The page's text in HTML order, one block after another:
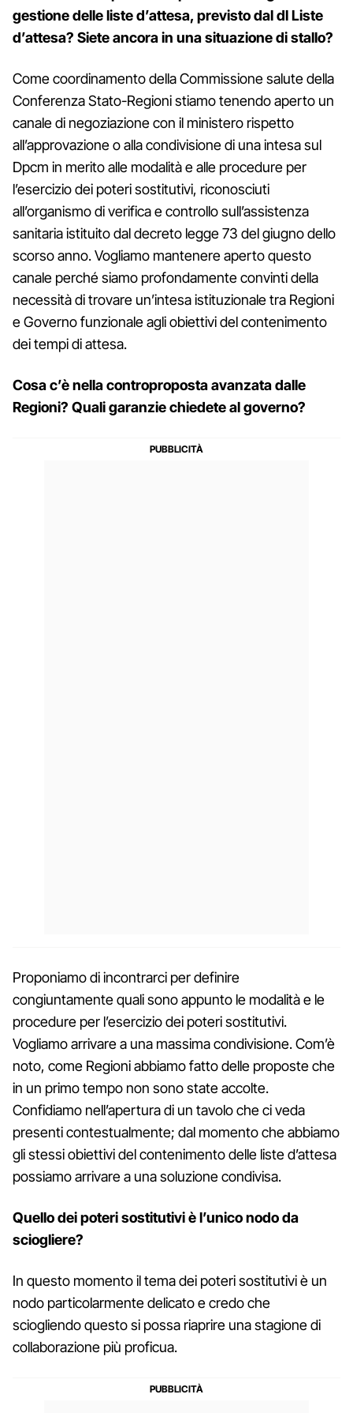
gestione delle liste d’attesa, previsto dal dl Liste
d’attesa? Siete ancora in una situazione di stallo?
Come coordinamento della Commissione salute della
Conferenza Stato-Regioni stiamo tenendo aperto un
canale di negoziazione con il ministero rispetto
all’approvazione o alla condivisione di una intesa sul
Dpcm in merito alle modalità e alle procedure per
l’esercizio dei poteri sostitutivi, riconosciuti
all’organismo di verifica e controllo sull’assistenza
sanitaria istituito dal decreto legge 73 del giugno dello
scorso anno. Vogliamo mantenere aperto questo
canale perché siamo profondamente convinti della
necessità di trovare un’intesa istituzionale tra Regioni
e Governo funzionale agli obiettivi del contenimento
dei tempi di attesa.
Cosa c’è nella controproposta avanzata dalle
Regioni? Quali garanzie chiedete al governo?
Proponiamo di incontrarci per definire
congiuntamente quali sono appunto le modalità e le
procedure per l’esercizio dei poteri sostitutivi.
Vogliamo arrivare a una massima condivisione. Com’è
noto, come Regioni abbiamo fatto delle proposte che
in un primo tempo non sono state accolte.
Confidiamo nell’apertura di un tavolo che ci veda
presenti contestualmente; dal momento che abbiamo
gli stessi obiettivi del contenimento delle liste d’attesa
possiamo arrivare a una soluzione condivisa.
Quello dei poteri sostitutivi è l’unico nodo da
sciogliere?
In questo momento il tema dei poteri sostitutivi è un
nodo particolarmente delicato e credo che
sciogliendo questo si possa riaprire una stagione di
collaborazione più proficua.